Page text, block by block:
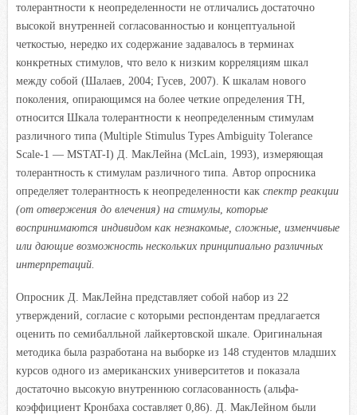
толерантности к неопределенности не отличались достаточно
высокой внутренней согласованностью и концептуальной
четкостью, нередко их содержание задавалось в терминах
конкретных стимулов, что вело к низким корреляциям шкал
между собой (Шалаев, 2004; Гусев, 2007). К шкалам нового
поколения, опирающимся на более четкие определения ТН,
относится Шкала толерантности к неопределенным стимулам
различного типа (Multiple Stimulus Types Ambiguity Tolerance
Scale-1 — MSTAT-I) Д. МакЛейна (McLain, 1993), измеряющая
толерантность к стимулам различного типа. Автор опросника
определяет толерантность к неопределенности как спектр реакции
(от отвержения до влечения) на стимулы которые
воспринимаются индивидом как незнакомые, сложные, изменчивые
или дающие возможность нескольких принципиально различных
интерпретаций.
Опросник Д. МакЛейна представляет собой набор из 22
утверждений, согласие с которыми респондентам предлагается
оценить по семибалльной лайкертовской шкале. Оригинальная
методика была разработана на выборке из 148 студентов младших
курсов одного из американских университетов и показала
достаточно высокую внутреннюю согласованность (альфа-
коэффициент Кронбаха составляет 0,86). Д. МакЛейном были